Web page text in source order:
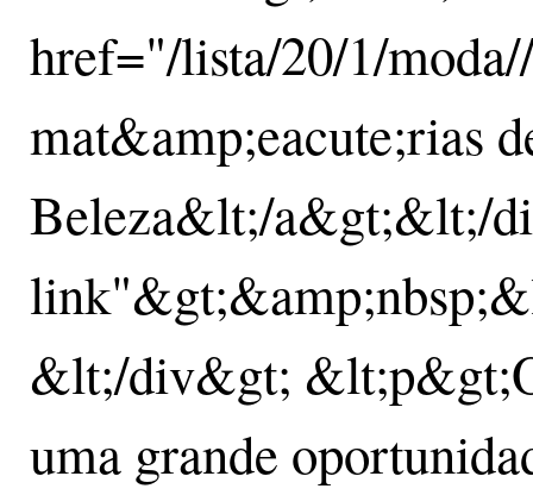
href="/lista/20/1/
mat&amp;eacute;rias
Beleza&lt;/a&gt;&lt;/
&lt;/div&gt;
uma grande